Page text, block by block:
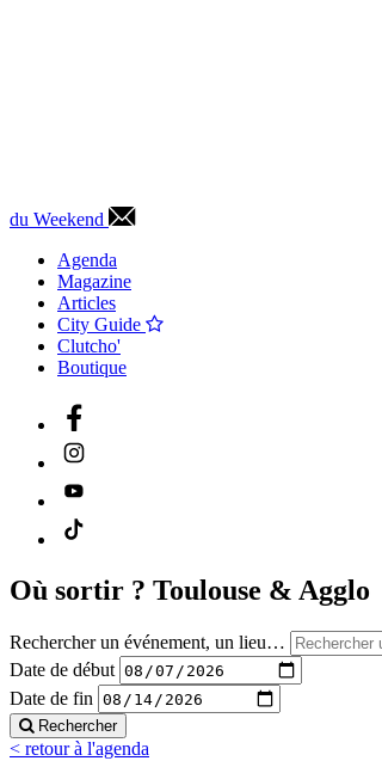
du Weekend
Agenda
Magazine
Articles
City Guide
Clutcho'
Boutique
Où sortir ? Toulouse & Agglo
Rechercher un événement, un lieu…
Date de début
Date de fin
Rechercher
< retour à l'agenda